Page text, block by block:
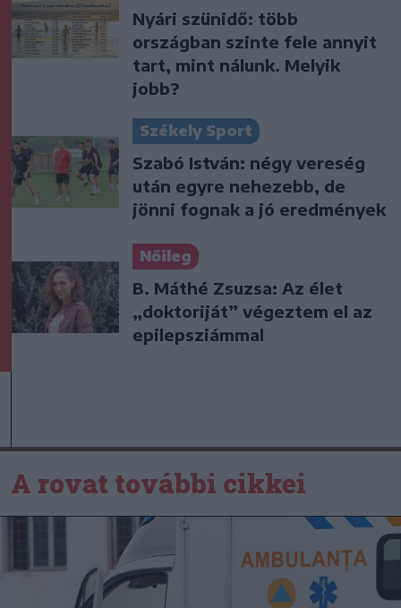
Nyári szünidő: több
országban szinte fele annyit
tart, mint nálunk. Melyik
jobb?
Székely Sport
Szabó István: négy vereség
után egyre nehezebb, de
jönni fognak a jó eredmények
Nőileg
B. Máthé Zsuzsa: Az élet
„doktoriját” végeztem el az
epilepsziámmal
A rovat további cikkei